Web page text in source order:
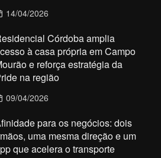
14/04/2026
Córdoba amplia
à casa própria em Campo
e reforça estratégia da
na região
09/04/2026
para os negócios: dois
uma mesma direção e um
que acelera o transporte